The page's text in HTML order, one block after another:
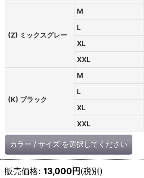
(Z) ミックスグレー
M
L
XL
XXL
(K) ブラック
M
L
XL
XXL
カラー / サイズ を選択してください
販売価格: 13,000円(税別)